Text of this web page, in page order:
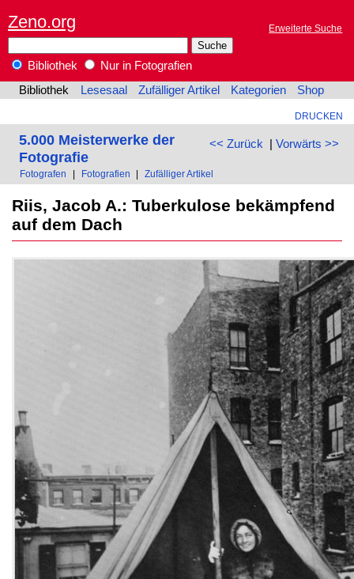
Zeno.org Erweiterte Suche
Bibliothek
Nur in Fotografien
Bibliothek
Lesesaal Zufälliger Artikel Kategorien Shop
DRUCKEN
<< Zurück | Vorwärts >>
5.000 Meisterwerke der
Fotografie
Fotografen Fotografien Zufälliger Artikel
Riis, Jacob A.: Tuberkulose bekämpfend
auf dem Dach